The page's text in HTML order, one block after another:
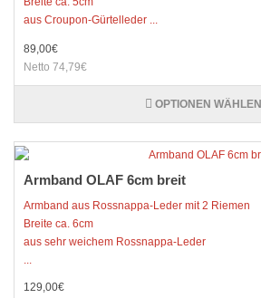
aus Croupon-Gürtelleder ...
89,00€
Netto 74,79€
OPTIONEN WÄHLEN
Armband OLAF 6cm breit
Armband aus Rossnappa-Leder mit 2 Riemen
Breite ca. 6cm
aus sehr weichem Rossnappa-Leder
...
129,00€